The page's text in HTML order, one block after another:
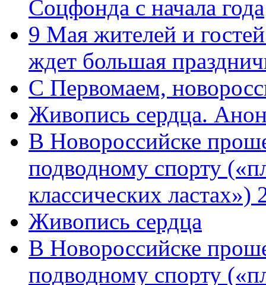
Соцфонда с начала года
9 Мая жителей и
ждет большая
C Первомаем,
Живопись сердца.
В Новороссийске
подводному спорту
классических
Живопись сердца
В Новороссийске
подводному спорту